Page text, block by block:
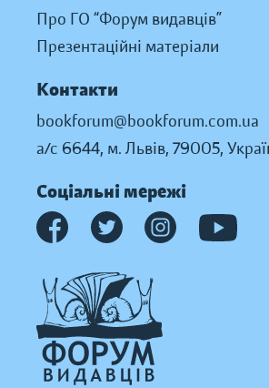
Про ГО “Форум видавців”
Презентаційні матеріали
Контакти
bookforum@bookforum.com.ua
а/с 6644, м. Львів, 79005,
Соціальні мережі